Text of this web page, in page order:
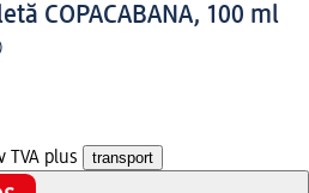
COPACABANA, 100 ml
TVA plus transport